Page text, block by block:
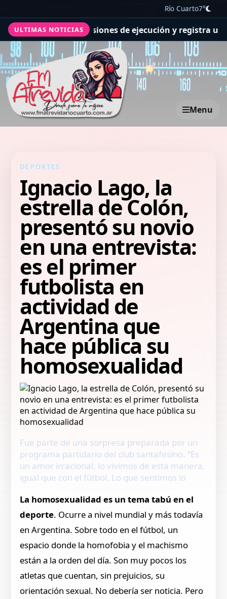
Río Cuarto7°
ULTIMAS NOTICIAS
supera las previsiones de ejecución y registra un
Menu
DEPORTES
Ignacio Lago, la
estrella de Colón,
presentó su novio
en una entrevista:
es el primer
futbolista en
actividad de
Argentina que
hace pública su
homosexualidad
Fue parte de una sorpresa preparada por un
programa partidario del club santafesino. “Es
un amor irracional, lo vivimos de esta manera,
igual que con el fútbol. Lo que sentimos lo
La homosexualidad es un tema tabú en el
deporte. Ocurre a nivel mundial y más todavía
en Argentina. Sobre todo en el fútbol, un
espacio donde la homofobia y el machismo
están a la orden del día. Son muy pocos los
atletas que cuentan, sin prejuicios, su
orientación sexual. No debería ser noticia. Pero